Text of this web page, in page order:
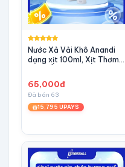
Nước Xả Vải Khô Anandi
dạng xịt 100ml, Xịt Thơm
Chịu
65,000đ
Đã bán 63
15,795 UPAYS